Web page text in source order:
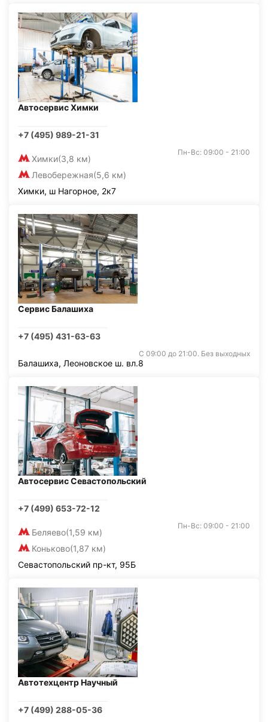
Автосервис Химки
+7 (495) 989-21-31
Химки(3,8 км)
Левобережная(5,6 км)
Пн-Вс: 09:00 - 21:00
Химки, ш Нагорное, 2к7
Сервис Балашиха
+7 (495) 431-63-63
С 09:00 до 21:00. Без выходных
Балашиха, Леоновское ш. вл.8
Автосервис Севастопольский
+7 (499) 653-72-12
Беляево(1,59 км)
Коньково(1,87 км)
Пн-Вс: 09:00 - 21:00
Севастопольский пр-кт, 95Б
Автотехцентр Научный
+7 (499) 288-05-36